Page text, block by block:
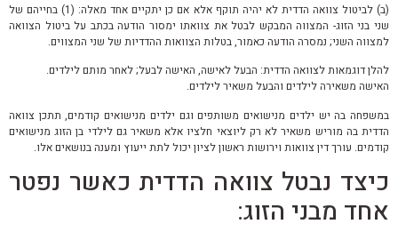
(ב) לביטול צוואה הדדית לא יהיה תוקף אלא אם כן יתקיים אחד מאלה: (1) בחייהם של
שני בני הזוג- המצווה המבקש לבטל את צוואתו ימסור הודעה בכתב על ביטול הצוואה
למצווה השני; נמסרה הודעה כאמור, בטלות הצוואות ההדדיות של שני המצווים.
להלן דוגמאות לצוואה הדדית: הבעל לאישה, האישה לבעל; לאחר מותם לילדים.
האישה משאירה לילדים והבעל משאיר לילדים.
במשפחה בה יש ילדים מנישואים משותפים וגם ילדים מנישואים קודמים, תתכן צוואה
הדדית בה מוריש משאיר לא רק ליוצאי חלציו אלא משאיר גם לילדי בן הזוג מנישואים
קודמים. עורך דין צוואות וירושות ראשון לציון יכול לתת ייעוץ ומענה בנושאים אלו.
כיצד נבטל צוואה הדדית כאשר נפטר
אחד מבני הזוג: